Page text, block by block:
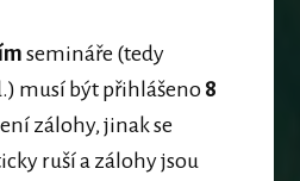
semináře (tedy
musí být přihlášeno 8
zálohy, jinak se
ruší a zálohy jsou